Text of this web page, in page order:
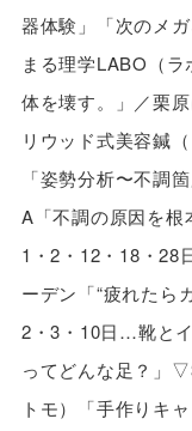
器体験」「次のメ
まる理学LABO（
体を壊す。」／栗
リウッド式美容鍼
「姿勢分析〜不調
A「不調の原因を根
1・2・12・18・28
ーデン「“疲れたら
2・3・10日…靴と
ってどんな足？」
トモ）「手作りキ